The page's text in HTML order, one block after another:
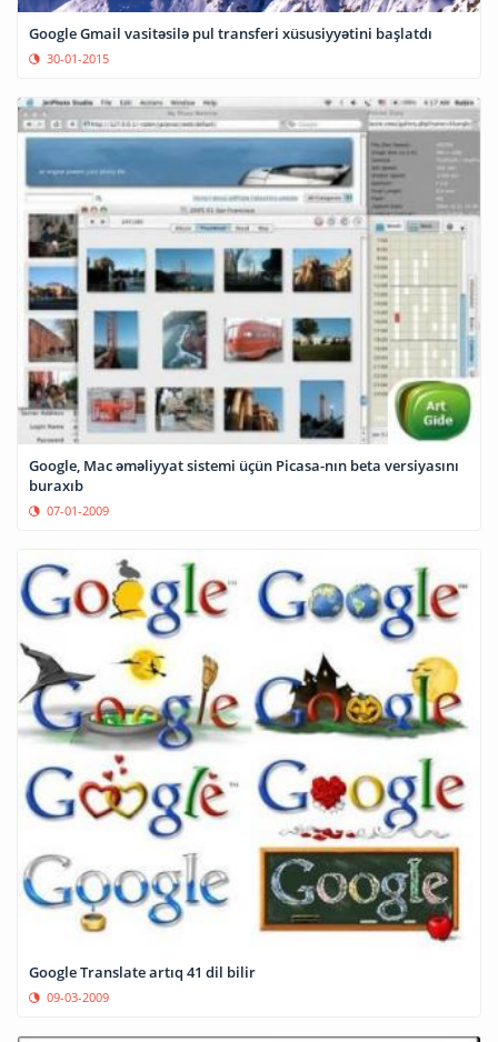
Google Gmail vasitəsilə pul transferi xüsusiyyətini başlatdı
30-01-2015
Google, Mac əməliyyat sistemi üçün Picasa-nın beta versiyasını
buraxıb
07-01-2009
Google Translate artıq 41 dil bilir
09-03-2009